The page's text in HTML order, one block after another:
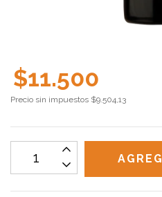
$11.500
Precio sin impuestos $9.504,13